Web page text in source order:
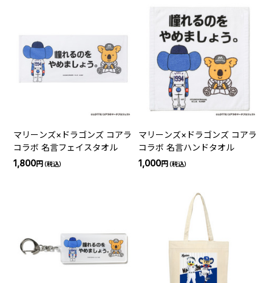
マリーンズ×ドラゴンズ コアラ
コラボ 名言フェイスタオル
1,800円（税込）
マリーンズ×ドラゴンズ コアラ
コラボ 名言ハンドタオル
1,000円（税込）